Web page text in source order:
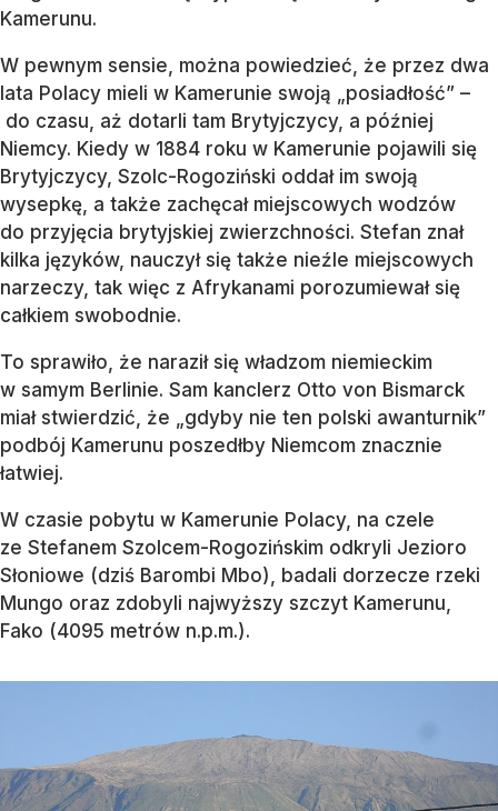
Kamerunu.
W pewnym sensie, można powiedzieć, że przez dwa
lata Polacy mieli w Kamerunie swoją „posiadłość” –
do czasu, aż dotarli tam Brytyjczycy, a później
Niemcy. Kiedy w 1884 roku w Kamerunie pojawili się
Brytyjczycy, Szolc-Rogoziński oddał im swoją
wysepkę, a także zachęcał miejscowych wodzów
do przyjęcia brytyjskiej zwierzchności. Stefan znał
kilka języków, nauczył się także nieźle miejscowych
narzeczy, tak więc z Afrykanami porozumiewał się
całkiem swobodnie.
To sprawiło, że naraził się władzom niemieckim
w samym Berlinie. Sam kanclerz Otto von Bismarck
miał stwierdzić, że „gdyby nie ten polski awanturnik”
podbój Kamerunu poszedłby Niemcom znacznie
łatwiej.
W czasie pobytu w Kamerunie Polacy, na czele
ze Stefanem Szolcem-Rogozińskim odkryli Jezioro
Słoniowe (dziś Barombi Mbo), badali dorzecze rzeki
Mungo oraz zdobyli najwyższy szczyt Kamerunu,
Fako (4095 metrów n.p.m.).